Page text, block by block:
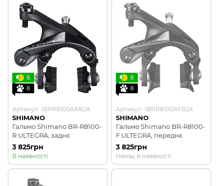
8
8
Артикул: IBRR8100AR82A
SHIMANO
Гальмо Shimano BR-R8100-
R ULTEGRA, заднє
3 825грн
В наявності
8
8
Артикул: IBRR8100AF82X
SHIMANO
Гальмо Shimano BR-R8100-
F ULTEGRA, переднє
3 825грн
Немає в наявності